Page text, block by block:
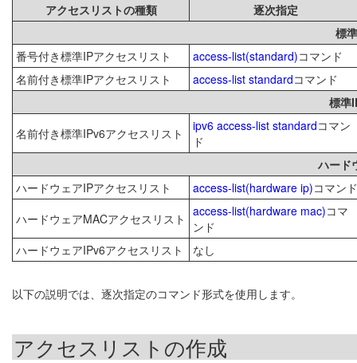
アクセスリストの種類
逐次指定
標
番号付き標準IPアクセスリスト
access-list(standard)コマンド
名前付き標準IPアクセスリスト
access-list standardコマンド
標準
名前付き標準IPv6アクセスリスト
ipv6 access-list standardコマン
ド
ハード
ハードウェアIPアクセスリスト
access-list(hardware ip)コマンド
ハードウェアMACアクセスリスト access-list(hardware mac)コマ
ンド
ハードウェアIPv6アクセスリスト
なし
以下の説明では、逐次指定のコマンド形式を使用します。
アクセスリストの作成